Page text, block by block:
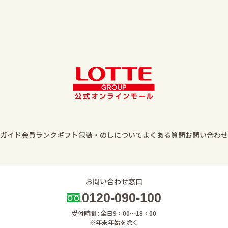
イド会員ランクギフト包装・のしについてよくある質問お問い合わせ
お問い合わせ窓口
0120-090-100
受付時間 : 全日9：00～18：00
※年末年始を除く